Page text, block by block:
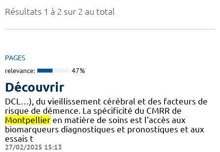
Résultats 1 à 2 sur 2 au total
PAGES
relevance: 47%
Découvrir
DCL…), du vieillissement cérébral et des facteurs de
risque de démence. La spécificité du CMRR de
Montpellier en matière de soins est l'accès aux
biomarqueurs diagnostiques et pronostiques et aux
essais t
27/02/2025 15:13